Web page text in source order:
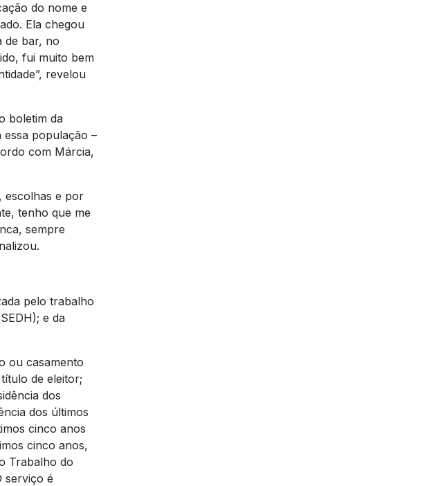
do nome e
Ela chegou
de bar, no
fui muito bem
revelou
boletim da
essa população –
com Márcia,
escolhas e por
tenho que me
sempre
pelo trabalho
e da
ou casamento
de eleitor;
dos
dos últimos
cinco anos
cinco anos,
Trabalho do
serviço é